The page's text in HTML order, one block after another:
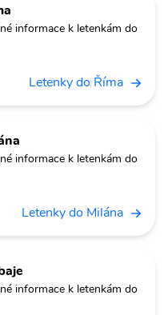
informace k letenkám do
Letenky do Říma
informace k letenkám do
Letenky do Milána
informace k letenkám do